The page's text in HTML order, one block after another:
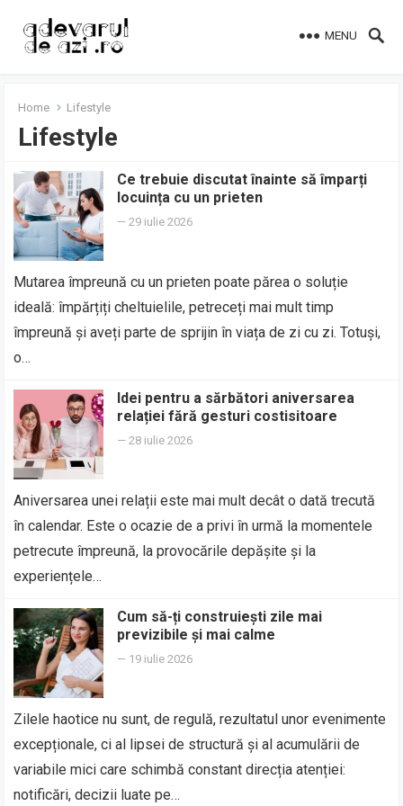
MENU
Home Lifestyle
Lifestyle
Ce trebuie discutat înainte să împarți
locuința cu un prieten
—29 iulie 2026
Mutarea împreună cu un prieten poate părea o soluție
ideală: împărțiți cheltuielile, petreceți mai mult timp
împreună și aveți parte de sprijin în viața de zi cu zi. Totuși,
o…
Idei pentru a sărbători aniversarea
relației fără gesturi costisitoare
—28 iulie 2026
Aniversarea unei relații este mai mult decât o dată trecută
în calendar. Este o ocazie de a privi în urmă la momentele
petrecute împreună, la provocările depășite și la
experiențele…
Cum să-ți construiești zile mai
previzibile și mai calme
— 19 iulie 2026
Zilele haotice nu sunt, de regulă, rezultatul unor evenimente
excepționale, ci al lipsei de structură și al acumulării de
variabile mici care schimbă constant direcția atenției:
notificări, decizii luate pe…